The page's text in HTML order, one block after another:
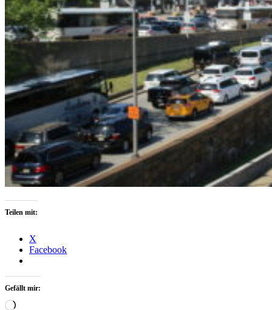
Teilen mit:
X
Facebook
Gefällt mir:
Wird